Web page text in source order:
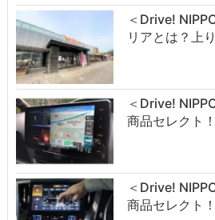
＜Drive!
リアとは？上
＜Drive!
商品セレクト
＜Drive!
商品セレクト